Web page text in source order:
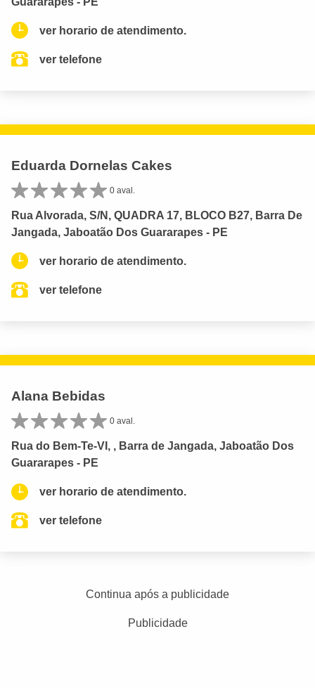
ver horario de atendimento.
ver telefone
Eduarda Dornelas Cakes
0 aval.
Rua Alvorada, S/N, QUADRA 17, BLOCO B27, Barra De
Jangada, Jaboatão Dos Guararapes - PE
ver horario de atendimento.
ver telefone
Alana Bebidas
0 aval.
Rua do Bem-Te-VI, , Barra de Jangada, Jaboatão Dos
Guararapes - PE
ver horario de atendimento.
ver telefone
Continua após a publicidade
Publicidade